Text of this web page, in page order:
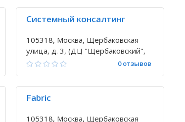
Системный консалтинг
105318, Москва, Щербаковская
улица, д. 3, (ДЦ "Щербаковский",
эт. 7, оф. 705)
0 отзывов
Fabric
105318, Москва, Щербаковская